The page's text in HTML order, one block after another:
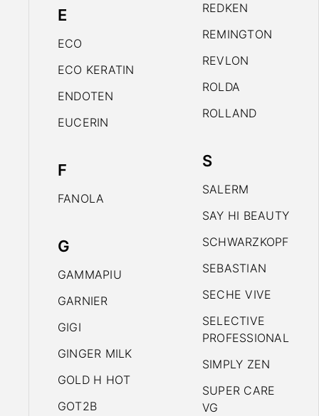
E
ECO
ECO KERATIN
ENDOTEN
EUCERIN
F
FANOLA
G
GAMMAPIU
GARNIER
GIGI
GINGER MILK
GOLD H HOT
GOT2B
REDKEN
REMINGTON
REVLON
ROLDA
ROLLAND
S
SALERM
SAY HI BEAUTY
SCHWARZKOPF
SEBASTIAN
SECHE VIVE
SELECTIVE
PROFESSIONAL
SIMPLY ZEN
SUPER CARE
VG